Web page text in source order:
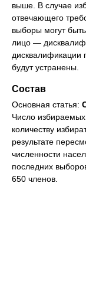
выше. В случае
отвечающего
выборы могут
лицо —
дисквалификации
будут устранены.
Состав
Основная статья:
Число
количеству
результате
численности
последних
650 членов.